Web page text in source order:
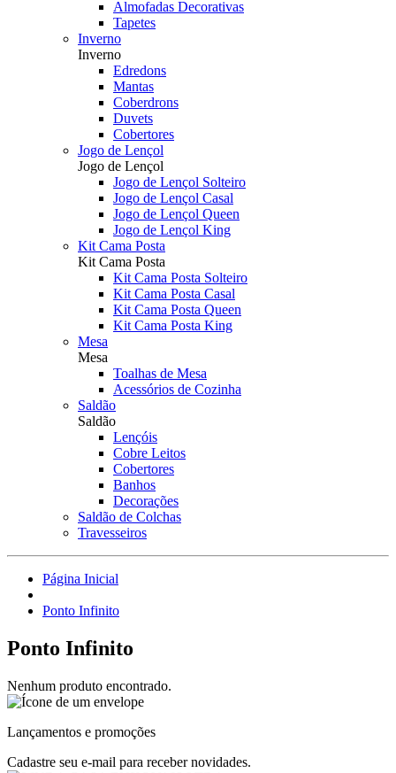
Almofadas Decorativas
Tapetes
Inverno
Inverno
Edredons
Mantas
Coberdrons
Duvets
Cobertores
Jogo de Lençol
Jogo de Lençol
Jogo de Lençol Solteiro
Jogo de Lençol Casal
Jogo de Lençol Queen
Jogo de Lençol King
Kit Cama Posta
Kit Cama Posta
Kit Cama Posta Solteiro
Kit Cama Posta Casal
Kit Cama Posta Queen
Kit Cama Posta King
Mesa
Mesa
Toalhas de Mesa
Acessórios de Cozinha
Saldão
Saldão
Lençóis
Cobre Leitos
Cobertores
Banhos
Decorações
Saldão de Colchas
Travesseiros
Página Inicial
Ponto Infinito
Ponto Infinito
Nenhum produto encontrado.
Lançamentos e promoções
Cadastre seu e-mail para receber novidades.